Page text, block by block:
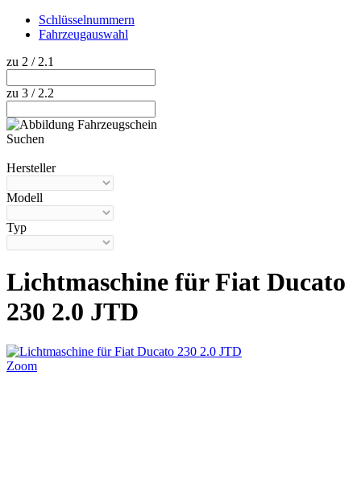
Schlüsselnummern
Fahrzeugauswahl
zu 2 / 2.1
zu 3 / 2.2
Suchen
Hersteller
Modell
Typ
Lichtmaschine für Fiat Ducato
230 2.0 JTD
Zoom